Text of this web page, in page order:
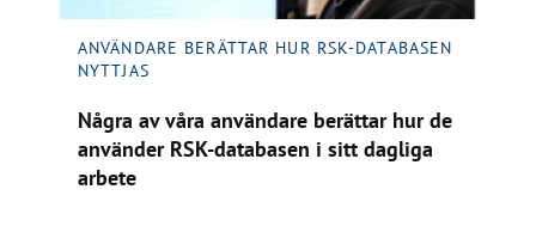
ANVÄNDARE BERÄTTAR HUR RSK-DATABASEN
NYTTJAS
Några av våra användare berättar hur de
använder RSK-databasen i sitt dagliga
arbete